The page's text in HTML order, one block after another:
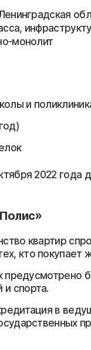
монолит
и
2022 года
квартир
кто покупает
предусмотрено
спорта.
в